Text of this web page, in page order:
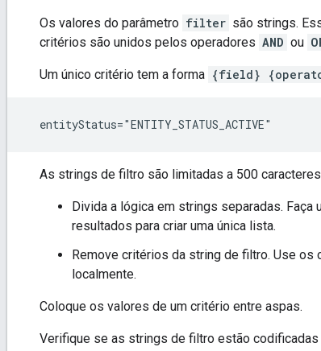
Os valores do parâmetro filter são strings.
critérios são unidos pelos operadores AND ou
Um único critério tem a forma {field}
  entityStatus="ENTITY_STATUS_ACTIVE"
As strings de filtro são limitadas a 500
Divida a lógica em strings separadas. Faça
resultados para criar uma única lista.
Remove critérios da string de filtro. Use
localmente.
Coloque os valores de um critério entre aspas.
Verifique se as strings de filtro estão codificadas